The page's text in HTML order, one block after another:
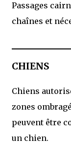
Passages
chaînes et
CHIENS
Chiens
zones
peuvent être
un chien.